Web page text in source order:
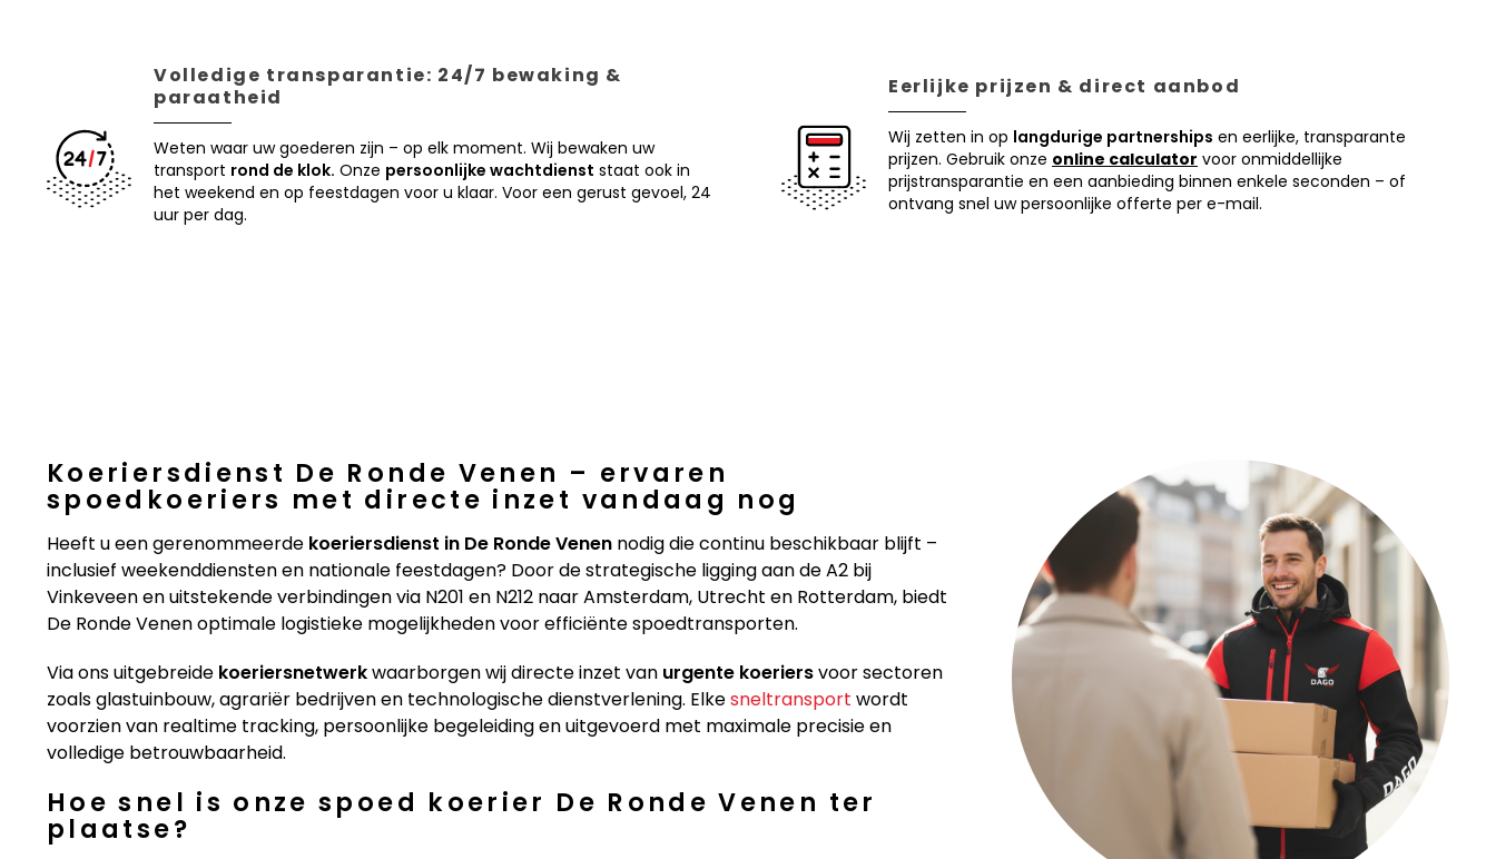
Volledige transparantie: 24/7 bewaking &
paraatheid
Weten waar uw goederen zijn – op elk moment. Wij bewaken uw
transport rond de klok. Onze persoonlijke wachtdienst staat ook in
het weekend en op feestdagen voor u klaar. Voor een gerust gevoel, 24
uur per dag.
Eerlijke prijzen & direct aanbod
Wij zetten in op langdurige partnerships en eerlijke, transparante
prijzen. Gebruik onze online calculator voor onmiddellijke
prijstransparantie en een aanbieding binnen enkele seconden – of
ontvang snel uw persoonlijke offerte per e-mail.
Koeriersdienst De Ronde Venen – ervaren
spoedkoeriers met directe inzet vandaag nog
Heeft u een gerenommeerde koeriersdienst in De Ronde Venen nodig die continu beschikbaar blijft –
inclusief weekenddiensten en nationale feestdagen? Door de strategische ligging aan de A2 bij
Vinkeveen en uitstekende verbindingen via N201 en N212 naar Amsterdam, Utrecht en Rotterdam, biedt
De Ronde Venen optimale logistieke mogelijkheden voor efficiënte spoedtransporten.
Via ons uitgebreide koeriersnetwerkwaarborgen wij directe inzet van urgente koeriersvoor sectoren
zoals glastuinbouw, agrariër bedrijven en technologische dienstverlening. Elkesneltransport wordt
voorzien van realtime tracking, persoonlijke begeleiding en uitgevoerd met maximale precisie en
volledige betrouwbaarheid.
Hoe snel is onze spoed koerier De Ronde Venen ter
plaatse?